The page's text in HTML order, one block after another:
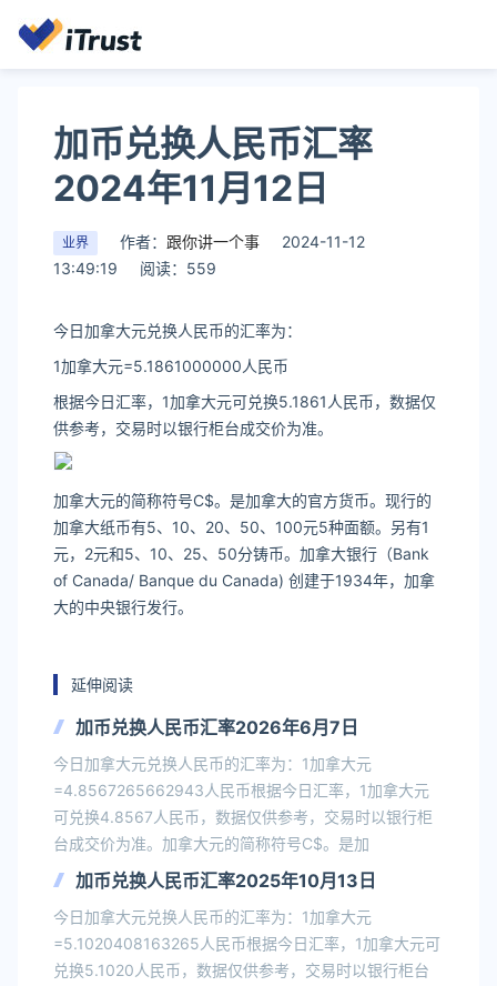
加币兑换人民币汇率
2024年11月12日
业界 作者： 跟你讲一个事
2024-11-12
13:49:19
阅读：559
今日加拿大元兑换人民币的汇率为：
1加拿大元=5.1861000000人民币
根据今日汇率，1加拿大元可兑换5.1861人民币，数据仅
供参考，交易时以银行柜台成交价为准。
加拿大元的简称符号C$。是加拿大的官方货币。现行的
加拿大纸币有5、10、20、50、100元5种面额。另有1
元，2元和5、10、25、50分铸币。加拿大银行（Bank
of Canada/ Banque du Canada) 创建于1934年，加拿
大的中央银行发行。
延伸阅读
加币兑换人民币汇率2026年6月7日
今日加拿大元兑换人民币的汇率为：1加拿大元
=4.8567265662943人民币根据今日汇率，1加拿大元
可兑换4.8567人民币，数据仅供参考，交易时以银行柜
台成交价为准。加拿大元的简称符号C$。是加
加币兑换人民币汇率2025年10月13日
今日加拿大元兑换人民币的汇率为：1加拿大元
=5.1020408163265人民币根据今日汇率，1加拿大元可
兑换5.1020人民币，数据仅供参考，交易时以银行柜台